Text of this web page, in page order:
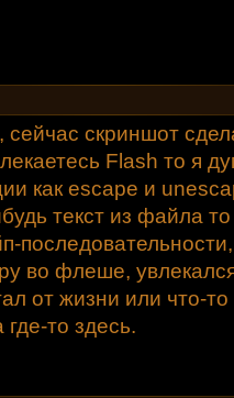
скриншот
Flash то я
как escape и
текст из файла
во флеше,
от жизни или что-
то здесь.